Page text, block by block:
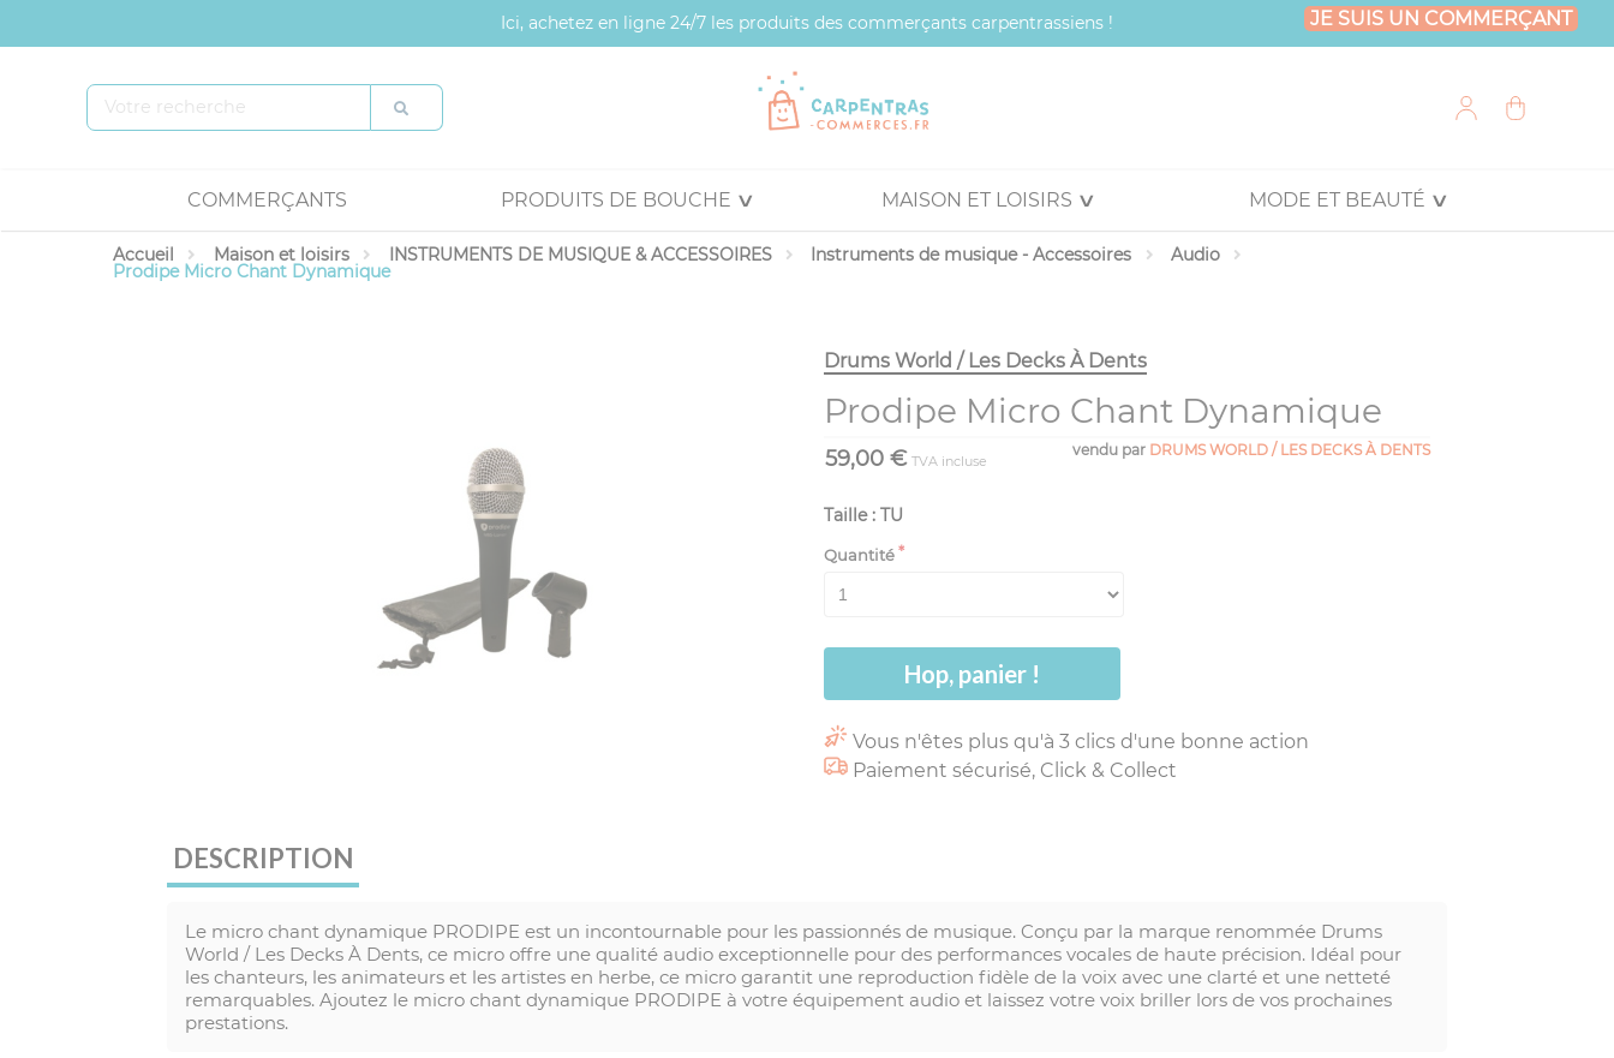
Ici, achetez en ligne 24/7 les produits des commerçants carpentrassiens ! JE SUIS UN COMMERÇANT
COMMERÇANTS PRODUITS DE BOUCHE MAISON ET LOISIRS MODE ET BEAUTÉ
Accueil Maison et loisirs INSTRUMENTS DE MUSIQUE & ACCESSOIRES Instruments de musique - Accessoires Audio
Prodipe Micro Chant Dynamique
Drums World / Les Decks À Dents
Prodipe Micro Chant Dynamique
vendu par DRUMS WORLD / LES DECKS À DENTS
59,00 € TVA incluse
Taille : TU
Quantité
Hop, panier !
Vous n'êtes plus qu'à 3 clics d'une bonne action
Paiement sécurisé, Click & Collect
DESCRIPTION
Le micro chant dynamique PRODIPE est un incontournable pour les passionnés de musique. Conçu par la marque renommée Drums
World / Les Decks À Dents, ce micro offre une qualité audio exceptionnelle pour des performances vocales de haute précision. Idéal pour
les chanteurs, les animateurs et les artistes en herbe, ce micro garantit une reproduction fidèle de la voix avec une clarté et une netteté
remarquables. Ajoutez le micro chant dynamique PRODIPE à votre équipement audio et laissez votre voix briller lors de vos prochaines
prestations.